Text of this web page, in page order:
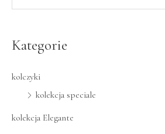
Kategorie
kolczyki
kolekcja speciale
kolekcja Elegante